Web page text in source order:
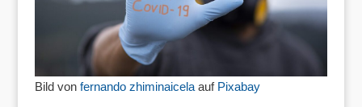
Bild von fernando zhiminaicelaauf Pixabay